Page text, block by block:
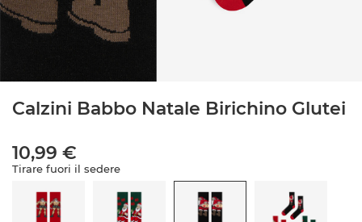
Calzini Babbo Natale Birichino Glutei
10,99 €
Tirare fuori il sedere